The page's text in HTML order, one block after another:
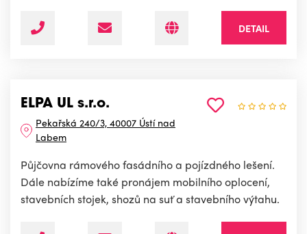
DETAIL
ELPA UL s.r.o.
Pekařská 240/3, 40007 Ústí nad
Labem
Půjčovna rámového fasádního a pojízdného lešení.
Dále nabízíme také pronájem mobilního oplocení,
stavebních stojek, shozů na suť a stavebního výtahu.